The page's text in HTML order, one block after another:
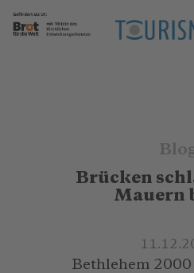
Brücken
Mauern
Bethlehem